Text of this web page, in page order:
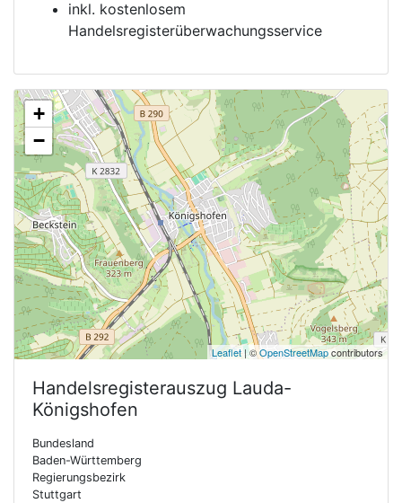
inkl. kostenlosem
Handelsregisterüberwachungsservice
+
−
Leaflet| ©OpenStreetMapcontributors
Handelsregisterauszug Lauda-
Königshofen
Bundesland
Baden-Württemberg
Regierungsbezirk
Stuttgart